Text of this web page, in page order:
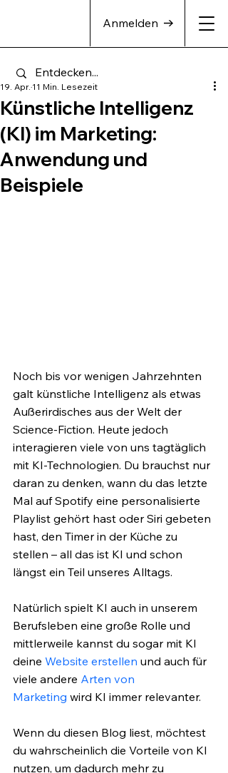
Anmelden
Künstliche Intelligenz
(KI) im Marketing:
Anwendung und
Beispiele
19. Apr. 11 Min. Lesezeit
Noch bis vor wenigen Jahrzehnten
galt künstliche Intelligenz als etwas
Außerirdisches aus der Welt der
Science-Fiction. Heute jedoch
interagieren viele von uns tagtäglich
mit KI-Technologien. Du brauchst nur
daran zu denken, wann du das letzte
Mal auf Spotify eine personalisierte
Playlist gehört hast oder Siri gebeten
hast, den Timer in der Küche zu
stellen – all das ist KI und schon
längst ein Teil unseres Alltags.
Natürlich spielt KI auch in unserem
Berufsleben eine große Rolle und
mittlerweile kannst du sogar mit KI
deine Website erstellen und auch für
viele andere Arten von
Marketing wird KI immer relevanter.
Wenn du diesen Blog liest, möchtest
du wahrscheinlich die Vorteile von KI
nutzen, um dadurch mehr zu